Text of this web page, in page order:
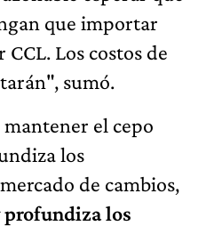
que importar
CCL. Los costos de
sumó.
el cepo
los
de cambios,
profundiza los